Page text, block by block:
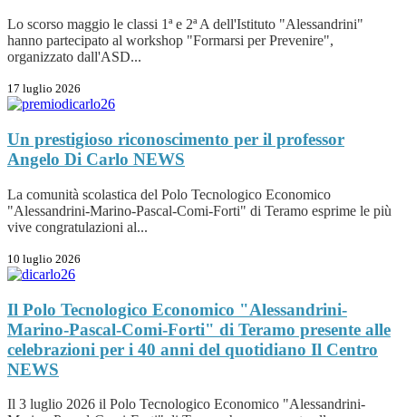
Lo scorso maggio le classi 1ª e 2ª A dell'Istituto "Alessandrini"
hanno partecipato al workshop "Formarsi per Prevenire",
organizzato dall'ASD...
17 luglio 2026
Un prestigioso riconoscimento per il professor
Angelo Di Carlo NEWS
La comunità scolastica del Polo Tecnologico Economico
"Alessandrini-Marino-Pascal-Comi-Forti" di Teramo esprime le più
vive congratulazioni al...
10 luglio 2026
Il Polo Tecnologico Economico "Alessandrini-
Marino-Pascal-Comi-Forti" di Teramo presente alle
celebrazioni per i 40 anni del quotidiano Il Centro
NEWS
Il 3 luglio 2026 il Polo Tecnologico Economico "Alessandrini-